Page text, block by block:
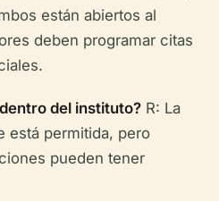
están abiertos al
deben programar citas
del instituto? R: La
está permitida, pero
pueden tener